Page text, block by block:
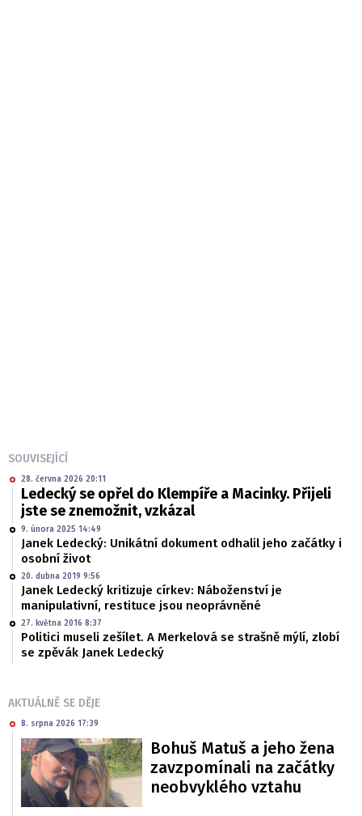
SOUVISEJÍCÍ
28. června 2026 20:11
Ledecký se opřel do Klempíře a Macinky. Přijeli
jste se znemožnit, vzkázal
9. února 2025 14:49
Janek Ledecký: Unikátní dokument odhalil jeho začátky i
osobní život
20. dubna 2019 9:56
Janek Ledecký kritizuje církev: Náboženství je
manipulativní, restituce jsou neoprávněné
27. května 2016 8:37
Politici museli zešílet. A Merkelová se strašně mýlí, zlobí
se zpěvák Janek Ledecký
AKTUÁLNĚ SE DĚJE
8. srpna 2026 17:39
Bohuš Matuš a jeho žena
zavzpomínali na začátky
neobvyklého vztahu